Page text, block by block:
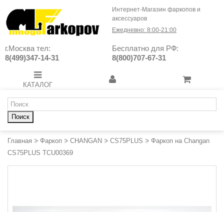
Интернет-Магазин фаркопов и
аксессуаров
Ежедневно: 8:00-21:00
г.Москва тел:
8(499)347-14-31
Бесплатно для РФ:
8(800)707-67-31
КАТАЛОГ
Поиск
Главная > Фаркоп > CHANGAN > CS75PLUS > Фаркоп на Changan
CS75PLUS TCU00369